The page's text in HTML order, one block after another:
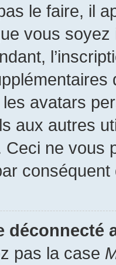
le faire, il
vous
avatars
aux autres
Ceci ne vous
conséquent
déconnecté
pas la case